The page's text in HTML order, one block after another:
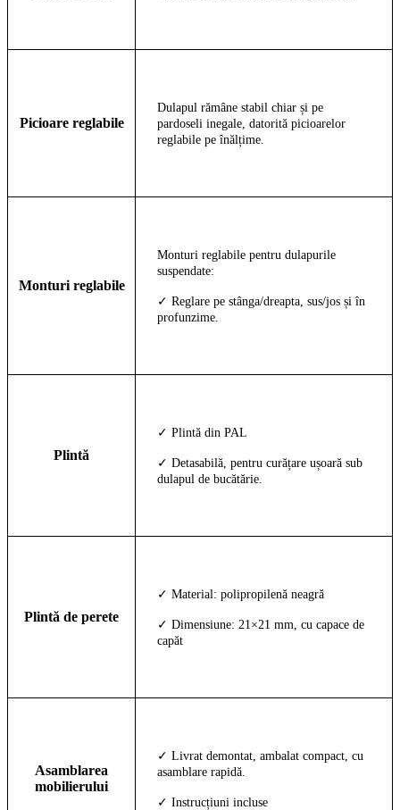
Picioare reglabile
Dulapul rămâne stabil chiar și pe
pardoseli inegale, datorită picioarelor
reglabile pe înălțime.
Monturi reglabile
Monturi reglabile pentru dulapurile
suspendate:
✓ Reglare pe stânga/dreapta, sus/jos și în
profunzime.
Plintă
✓ Plintă din PAL
✓ Detasabilă, pentru curățare ușoară sub
dulapul de bucătărie.
Plintă de perete
✓ Material: polipropilenă neagră
✓ Dimensiune: 21×21 mm, cu capace de
capăt
Asamblarea
mobilierului
✓ Livrat demontat, ambalat compact, cu
asamblare rapidă.
✓ Instrucțiuni incluse